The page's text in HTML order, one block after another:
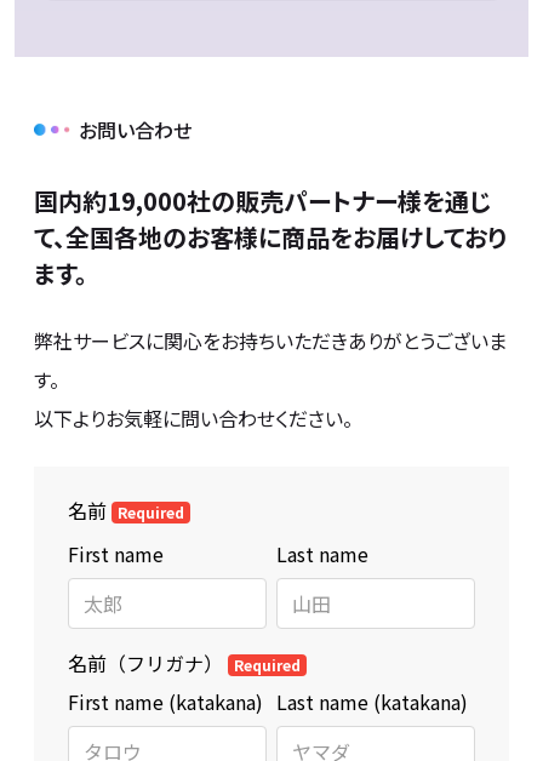
お問い合わせ
国内約19,000社の販売パートナー様を通じ
て、全国各地のお客様に商品をお届けしており
ます。
弊社サービスに関心をお持ちいただきありがとうございま
す。
以下よりお気軽に問い合わせください。